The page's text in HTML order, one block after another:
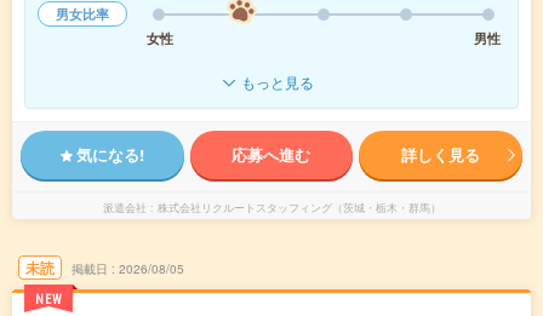
男女比率
女性
男性
もっと見る
気になる! 応募へ進む 詳しく見る
派遣会社 株式会社リクルートスタッフィング（茨城・栃木・群馬）
未読
NEW
掲載日 2026/08/05